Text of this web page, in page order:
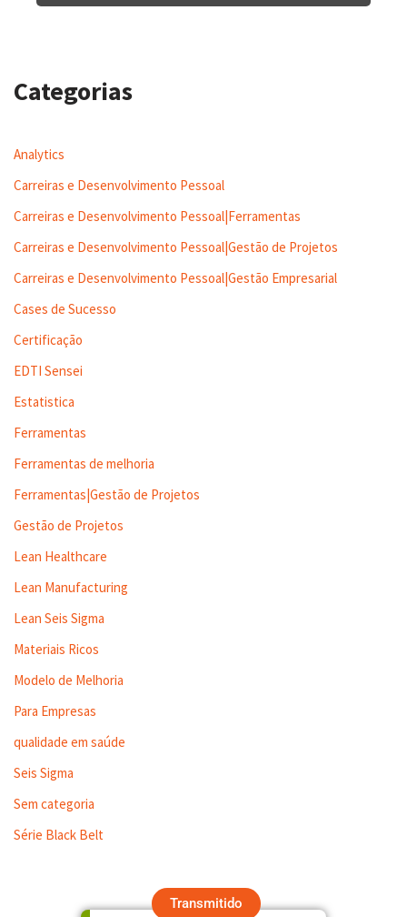
Categorias
Analytics
Carreiras e Desenvolvimento Pessoal
Carreiras e Desenvolvimento Pessoal|Ferramentas
Carreiras e Desenvolvimento Pessoal|Gestão de Projetos
Carreiras e Desenvolvimento Pessoal|Gestão Empresarial
Cases de Sucesso
Certificação
EDTI Sensei
Estatistica
Ferramentas
Ferramentas de melhoria
Ferramentas|Gestão de Projetos
Gestão de Projetos
Lean Healthcare
Lean Manufacturing
Lean Seis Sigma
Materiais Ricos
Modelo de Melhoria
Para Empresas
qualidade em saúde
Seis Sigma
Sem categoria
Série Black Belt
Transmitido